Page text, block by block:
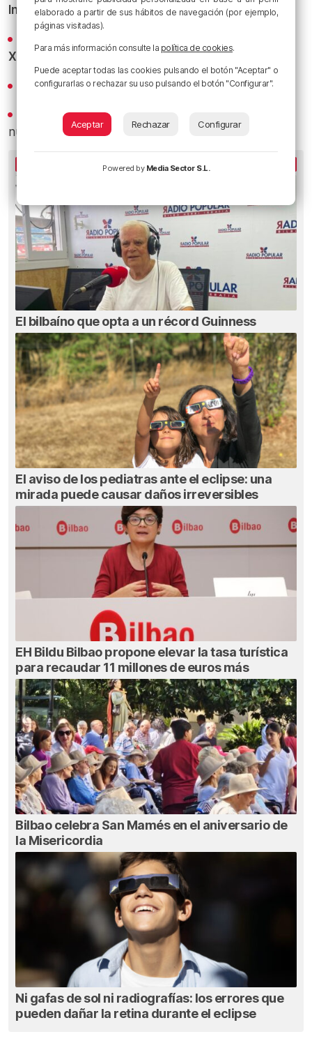
Instagram
X
Revive los mejores bacalaos enYouTube
Recibe las actualizaciones de nuestra programación y
nuestras noticias en nuestro
canal de Telegram
LO MÁS ESCUCHADO
El bilbaíno que opta a un récord Guinness
El aviso de los pediatras ante el eclipse: una
mirada puede causar daños irreversibles
EH Bildu Bilbao propone elevar la tasa turística
para recaudar 11 millones de euros más
Bilbao celebra San Mamés en el aniversario de
la Misericordia
Ni gafas de sol ni radiografías: los errores que
pueden dañar la retina durante el eclipse
elaborado a partir de sus hábitos de navegación (por ejemplo,
páginas visitadas).
Para más información consulte la política de cookies.
Puede aceptar todas las cookies pulsando el botón "Aceptar" o
configurarlas o rechazar su uso pulsando el botón "Configurar".
Aceptar Rechazar Configurar
Powered by Media Sector S.L.